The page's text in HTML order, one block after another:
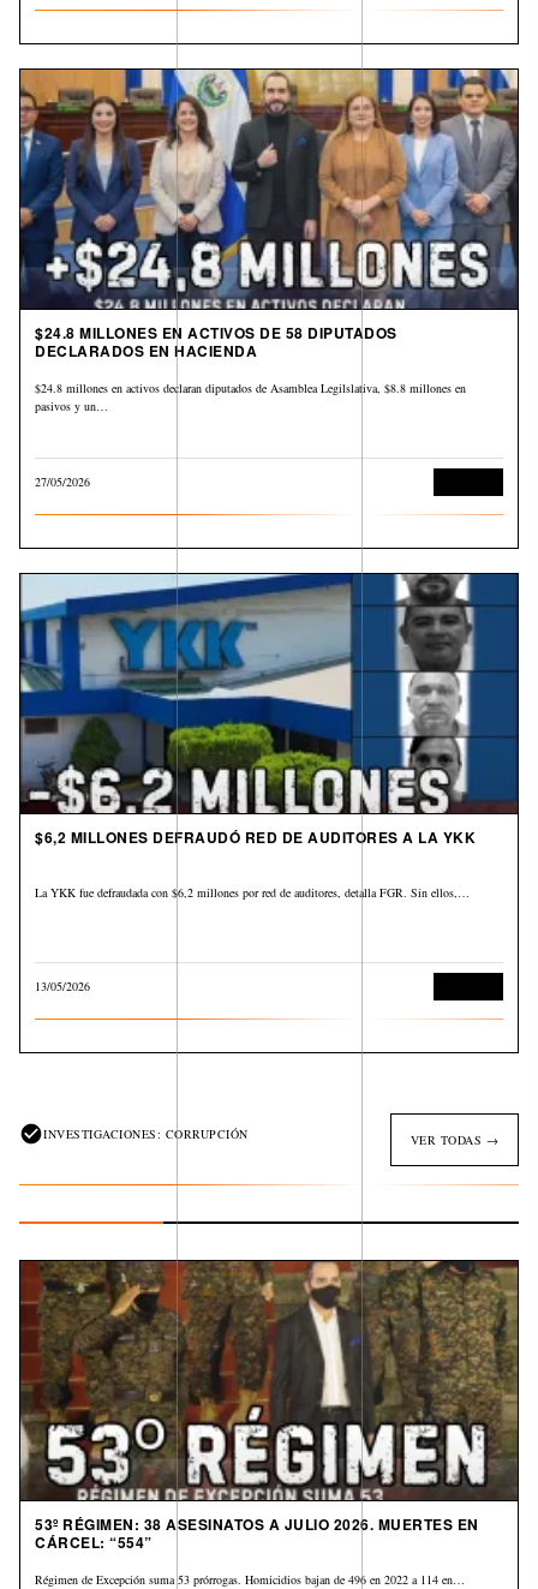
$24.8 MILLONES EN ACTIVOS DE 58 DIPUTADOS
DECLARADOS EN HACIENDA
$24.8 millones en activos declaran diputados de Asamblea Legilslativa, $8.8 millones en
pasivos y un…
27/05/2026
$6,2 MILLONES DEFRAUDÓ RED DE AUDITORES A LA YKK
La YKK fue defraudada con $6,2 millones por red de auditores, detalla FGR. Sin ellos,…
13/05/2026
INVESTIGACIONES: CORRUPCIÓN VER TODAS →
53º RÉGIMEN: 38 ASESINATOS A JULIO 2026. MUERTES EN
CÁRCEL: “554”
Régimen de Excepción suma 53 prórrogas. Homicidios bajan de 496 en 2022 a 114 en…